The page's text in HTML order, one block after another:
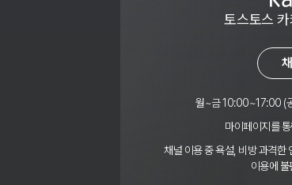
토스토스
월~금 10:00~17:00 (
마이페이지를
채널 이용 중 욕설, 비방 과격한
이용에